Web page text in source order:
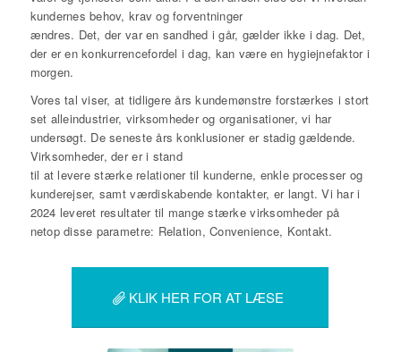
kundernes behov, krav og forventninger
ændres. Det, der var en sandhed i går, gælder ikke i dag. Det,
der er en konkurrencefordel i dag, kan være en hygiejnefaktor i
morgen.
Vores tal viser, at tidligere års kundemønstre forstærkes i stort
set alleindustrier, virksomheder og organisationer, vi har
undersøgt. De seneste års konklusioner er stadig gældende.
Virksomheder, der er i stand
til at levere stærke relationer til kunderne, enkle processer og
kunderejser, samt værdiskabende kontakter, er langt. Vi har i
2024 leveret resultater til mange stærke virksomheder på
netop disse parametre: Relation, Convenience, Kontakt.
KLIK HER FOR AT LÆSE